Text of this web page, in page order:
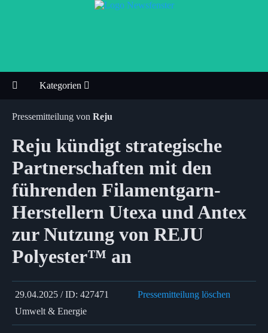
Kategorien
Pressemitteilung von Reju
Reju kündigt strategische
Partnerschaften mit den
führenden Filamentgarn-
Herstellern Utexa und Antex
zur Nutzung von REJU
Polyester™ an
29.04.2025 / ID: 427471
Pressemitteilung löschen
Umwelt & Energie